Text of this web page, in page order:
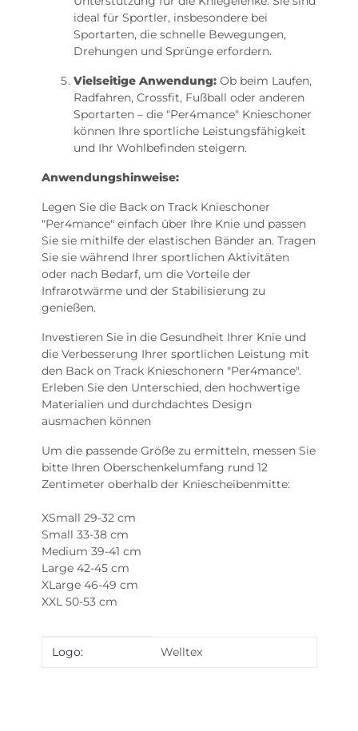
ideal für Sportler, insbesondere bei
Sportarten, die schnelle Bewegungen,
Drehungen und Sprünge erfordern.
Vielseitige Anwendung: Ob beim Laufen,
Radfahren, Crossfit, Fußball oder anderen
Sportarten – die "Per4mance" Knieschoner
können Ihre sportliche Leistungsfähigkeit
und Ihr Wohlbefinden steigern.
Anwendungshinweise:
Legen Sie die Back on Track Knieschoner
"Per4mance" einfach über Ihre Knie und passen
Sie sie mithilfe der elastischen Bänder an. Tragen
Sie sie während Ihrer sportlichen Aktivitäten
oder nach Bedarf, um die Vorteile der
Infrarotwärme und der Stabilisierung zu
genießen.
Investieren Sie in die Gesundheit Ihrer Knie und
die Verbesserung Ihrer sportlichen Leistung mit
den Back on Track Knieschonern "Per4mance".
Erleben Sie den Unterschied, den hochwertige
Materialien und durchdachtes Design
ausmachen können
Um die passende Größe zu ermitteln, messen Sie
bitte Ihren Oberschenkelumfang rund 12
Zentimeter oberhalb der Kniescheibenmitte:
XSmall 29-32 cm
Small 33-38 cm
Medium 39-41 cm
Large 42-45 cm
XLarge 46-49 cm
XXL 50-53 cm
Produkteigenschaft
Wert
Logo: Welltex